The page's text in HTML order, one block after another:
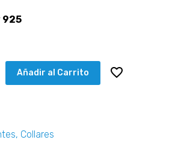
Añadir al Carrito
, Collares